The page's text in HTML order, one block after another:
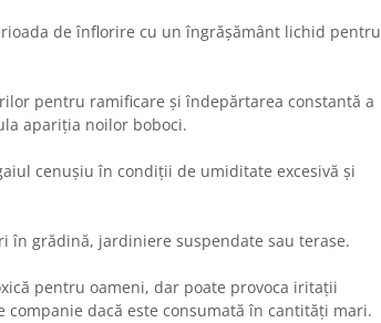
de înflorire cu un îngrășământ lichid pentru
pentru ramificare și îndepărtarea constantă a
apariția noilor boboci.
cenușiu în condiții de umiditate excesivă și
în grădină, jardiniere suspendate sau terase.
pentru oameni, dar poate provoca iritații
companie dacă este consumată în cantități mari.